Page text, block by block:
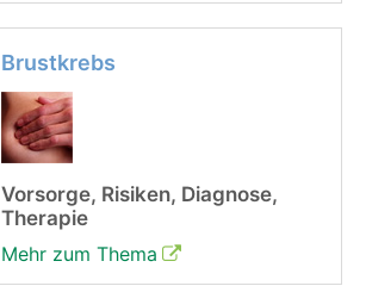
Brustkrebs
Vorsorge, Risiken, Diagnose,
Therapie
Mehr zum Thema